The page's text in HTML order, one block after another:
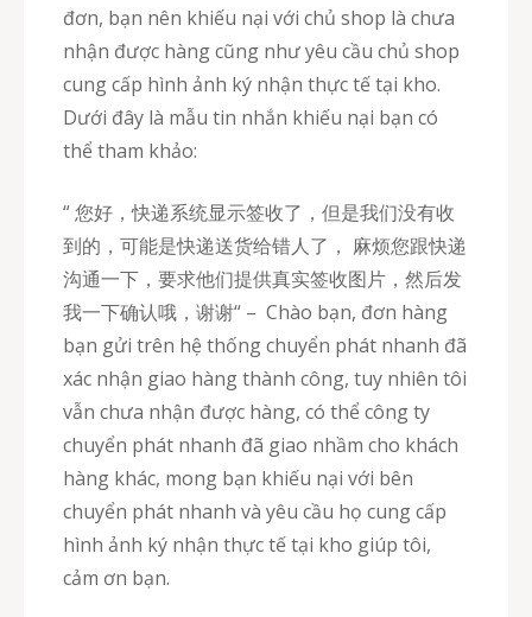
đơn, bạn nên khiếu nại với chủ shop là chưa
nhận được hàng cũng như yêu cầu chủ shop
cung cấp hình ảnh ký nhận thực tế tại kho.
Dưới đây là mẫu tin nhắn khiếu nại bạn có
thể tham khảo:
“ 您好，快递系统显示签收了，但是我们没有收
到的，可能是快递送货给错人了， 麻烦您跟快递
沟通一下，要求他们提供真实签收图片，然后发
我一下确认哦，谢谢“ – Chào bạn, đơn hàng
bạn gửi trên hệ thống chuyển phát nhanh đã
xác nhận giao hàng thành công, tuy nhiên tôi
vẫn chưa nhận được hàng, có thể công ty
chuyển phát nhanh đã giao nhầm cho khách
hàng khác, mong bạn khiếu nại với bên
chuyển phát nhanh và yêu cầu họ cung cấp
hình ảnh ký nhận thực tế tại kho giúp tôi,
cảm ơn bạn.